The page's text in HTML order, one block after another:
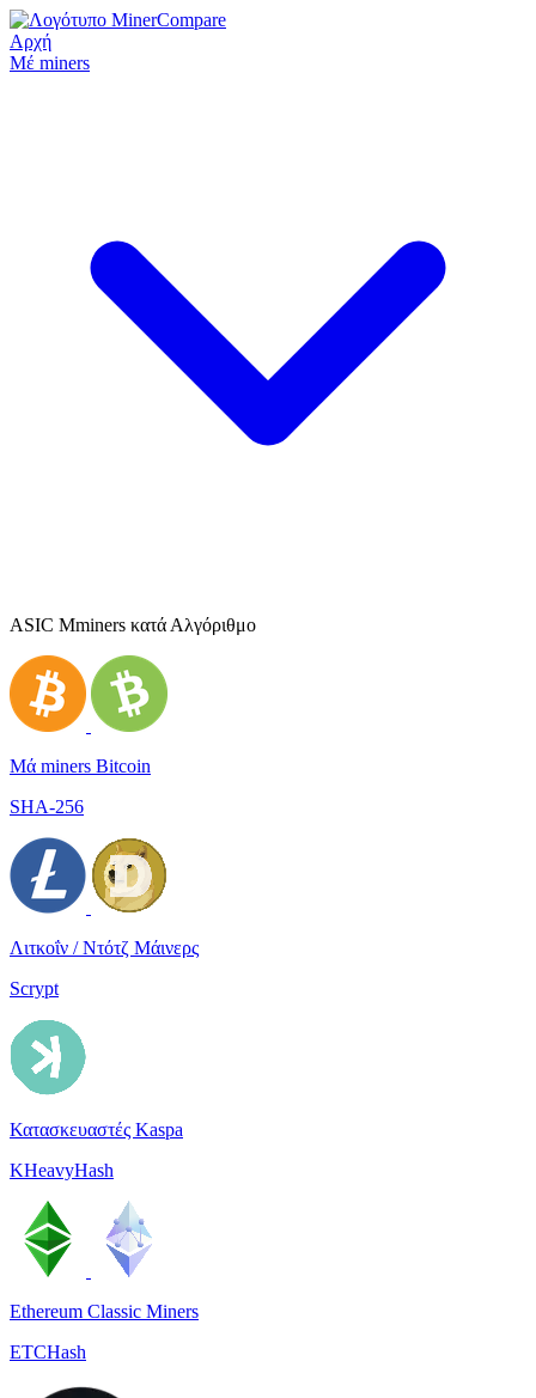
Αρχή
Μέ miners
ASIC Μminers κατά Αλγόριθμο
Μά miners Bitcoin
SHA-256
Λιτκοΐν / Ντότζ Μάινερς
Scrypt
Κατασκευαστές Kaspa
KHeavyHash
Ethereum Classic Miners
ETCHash